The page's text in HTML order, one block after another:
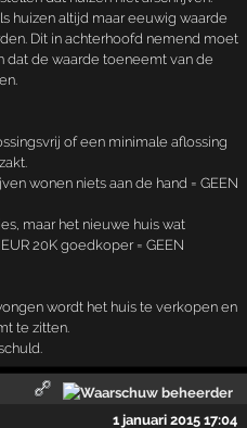
huizen altijd maar eeuwig waarde
Dit in achterhoofd nemend moet
dat de waarde toeneemt van de
of een minimale aflossing
wonen niets aan de hand = GEEN
maar het nieuwe huis wat
20K goedkoper = GEEN
wordt het huis te verkopen en
te zitten.
1 januari 2015 17:04